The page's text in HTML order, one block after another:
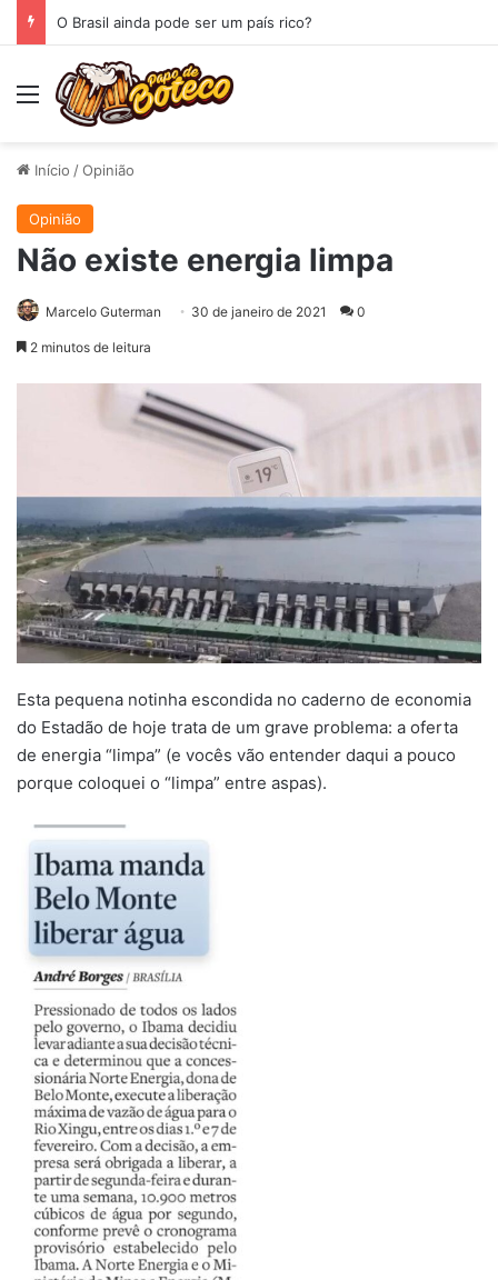
O Brasil ainda pode ser um país rico?
Menu
Início /Opinião
Opinião
Não existe energia limpa
Marcelo Guterman 30 de janeiro de 2021 0
2 minutos de leitura
Esta pequena notinha escondida no caderno de economia
do Estadão de hoje trata de um grave problema: a oferta
de energia “limpa” (e vocês vão entender daqui a pouco
porque coloquei o “limpa” entre aspas).